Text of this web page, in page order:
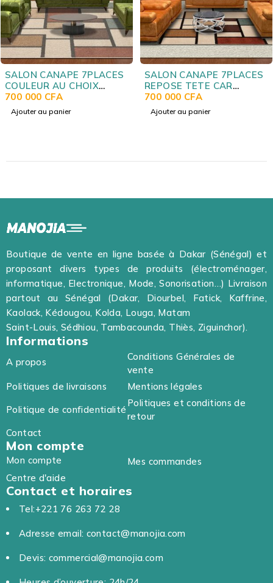
SALON CANAPE 7PLACES
REPOSE TETE CAR
COULEUR AU CHOIX
700 000 CFA
Ajouter au panier
SALON CANAPE 7PLACES
COULEUR AU CHOIX
LAWSON
640 000 CFA
Ajouter au panier
Boutique de vente en ligne basée à Dakar (Sénégal) et
proposant divers types de produits (électroménager,
informatique, Electronique, Mode, Sonorisation…) Livraison
partout au Sénégal (Dakar, Diourbel, Fatick, Kaffrine,
Kaolack, Kédougou, Kolda, Louga, Matam
Saint-Louis, Sédhiou, Tambacounda, Thiès, Ziguinchor).
Informations
A propos
Conditions Générales de
vente
Politiques de livraisons
Mentions légales
Politique de confidentialité
Politiques et conditions de
retour
Contact
Mon compte
Mon compte
Mes commandes
Centre d'aide
Contact et horaires
Tel:+221 76 263 72 28
Adresse email: contact@manojia.com
Devis: commercial@manojia.com